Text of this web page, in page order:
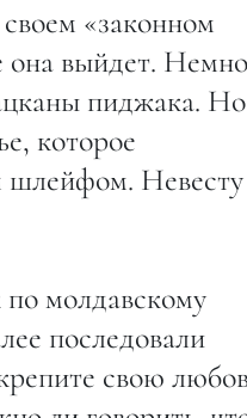
«законном
она выйдет.
пиджака. Но
которое
шлейфом. Невесту
по молдавскому
последовали
свою